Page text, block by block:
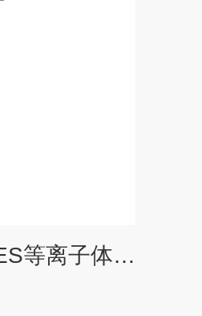
GY100ICP-OES等离子体发射光谱仪重金属检测